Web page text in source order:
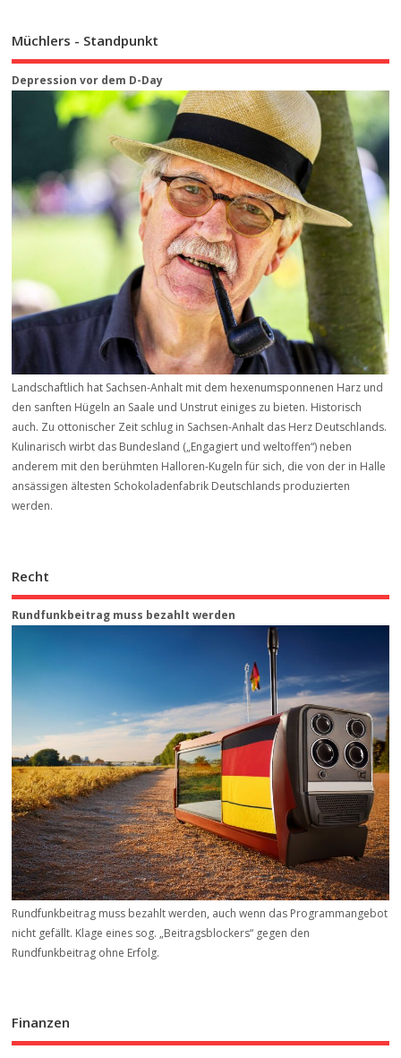
Müchlers - Standpunkt
Depression vor dem D-Day
Landschaftlich hat Sachsen-Anhalt mit dem hexenumsponnenen Harz und
den sanften Hügeln an Saale und Unstrut einiges zu bieten. Historisch
auch. Zu ottonischer Zeit schlug in Sachsen-Anhalt das Herz Deutschlands.
Kulinarisch wirbt das Bundesland („Engagiert und weltoffen“) neben
anderem mit den berühmten Halloren-Kugeln für sich, die von der in Halle
ansässigen ältesten Schokoladenfabrik Deutschlands produzierten
werden.
Recht
Rundfunkbeitrag muss bezahlt werden
Rundfunkbeitrag muss bezahlt werden, auch wenn das Programmangebot
nicht gefällt. Klage eines sog. „Beitrags­blockers“ gegen den
Rundfunkbeitrag ohne Erfolg.
Finanzen